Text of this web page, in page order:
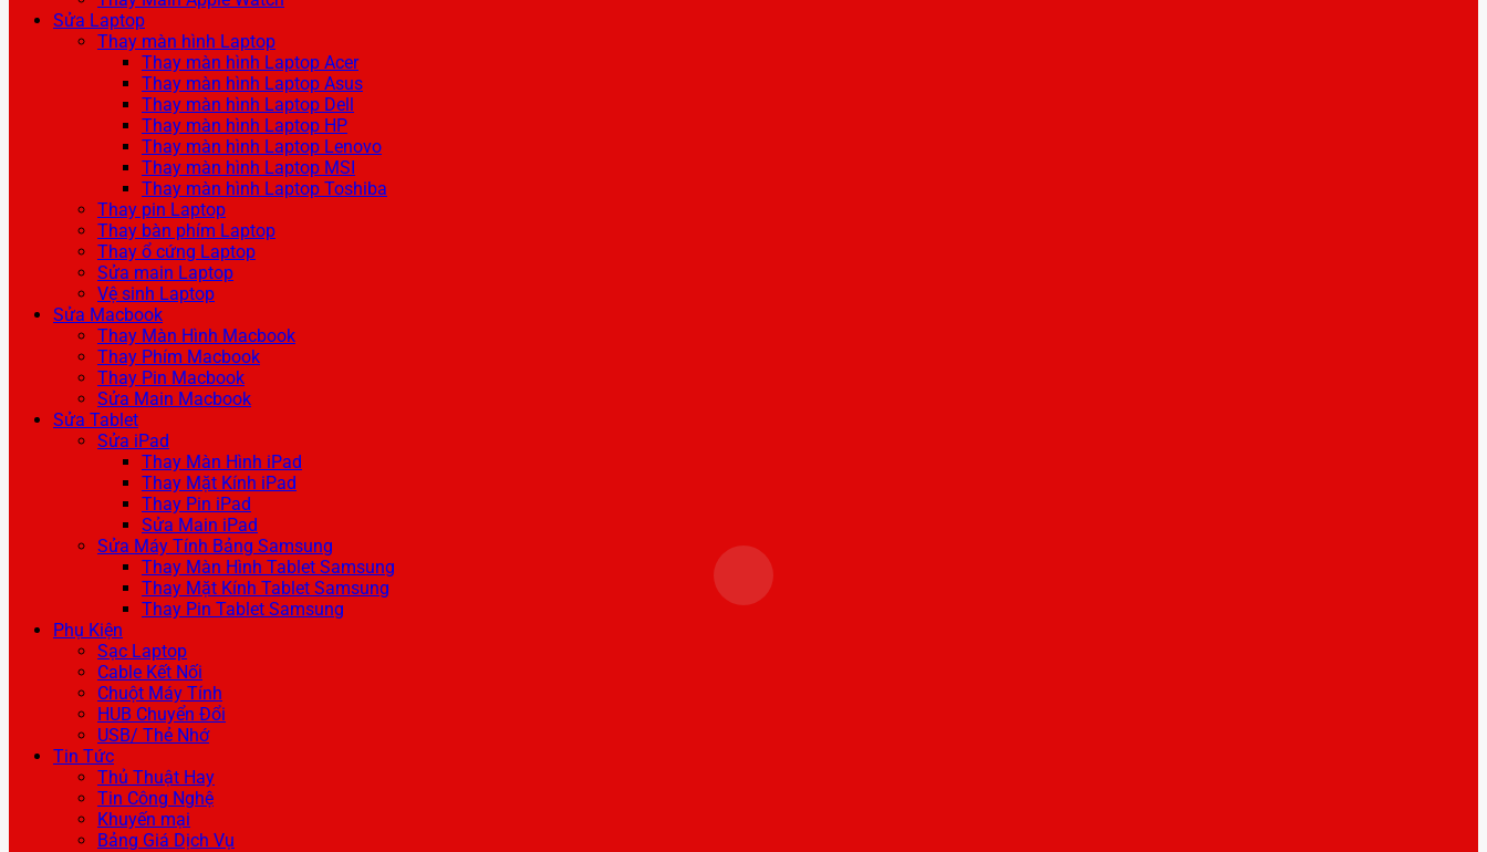
Sửa Laptop
Thay màn hình Laptop
Thay màn hình Laptop Acer
Thay màn hình Laptop Asus
Thay màn hình Laptop Dell
Thay màn hình Laptop HP
Thay màn hình Laptop Lenovo
Thay màn hình Laptop MSI
Thay màn hình Laptop Toshiba
Thay pin Laptop
Thay bàn phím Laptop
Thay ổ cứng Laptop
Sửa main Laptop
Vệ sinh Laptop
Sửa Macbook
Thay Màn Hình Macbook
Thay Phím Macbook
Thay Pin Macbook
Sửa Main Macbook
Sửa Tablet
Sửa iPad
Thay Màn Hình iPad
Thay Mặt Kính iPad
Thay Pin iPad
Sửa Main iPad
Sửa Máy Tính Bảng Samsung
Thay Màn Hình Tablet Samsung
Thay Mặt Kính Tablet Samsung
Thay Pin Tablet Samsung
Phụ Kiện
Sạc Laptop
Cable Kết Nối
Chuột Máy Tính
HUB Chuyển Đổi
USB/ Thẻ Nhớ
Tin Tức
Thủ Thuật Hay
Tin Công Nghệ
Khuyến mại
Bảng Giá Dịch Vụ